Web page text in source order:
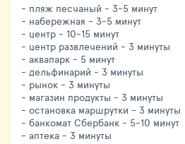
- пляж песчаный - 3-5 минут
- набережная - 3-5 минут
- центр - 10-15 минут
- центр развлечений - 3 минуты
- аквапарк - 5 минут
- дельфинарий - 3 минуты
- рынок - 3 минуты
- магазин продукты - 3 минуты
- остановка маршрутки - 3 минуты
- банкомат Сбербанк - 5-10 минут
- аптека - 3 минуты